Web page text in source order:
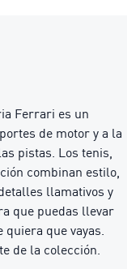
Ferrari es un
de motor y a la
pistas. Los tenis,
combinan estilo,
llamativos y
que puedas llevar
que vayas.
de la colección.